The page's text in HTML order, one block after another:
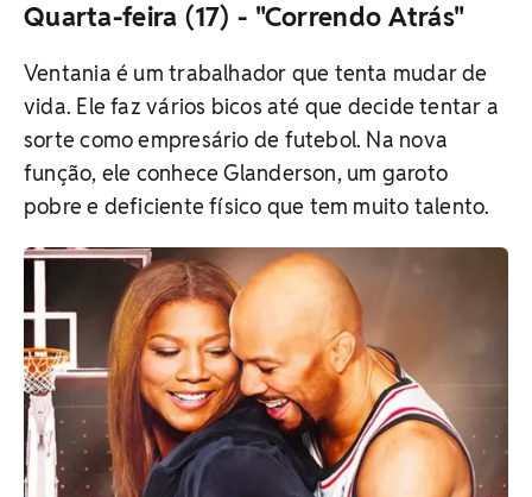
Quarta-feira (17) - "Correndo Atrás"
Ventania é um trabalhador que tenta mudar de
vida. Ele faz vários bicos até que decide tentar a
sorte como empresário de futebol. Na nova
função, ele conhece Glanderson, um garoto
pobre e deficiente físico que tem muito talento.